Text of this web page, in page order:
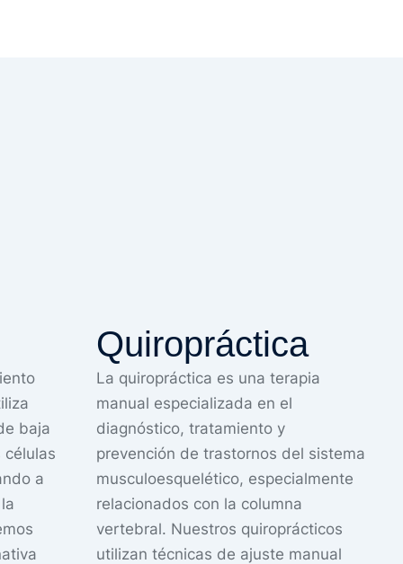
baja
células
a
Quiropráctica
La quiropráctica es una terapia
manual especializada en el
diagnóstico, tratamiento y
prevención de trastornos del sistema
musculoesquelético, especialmente
relacionados con la columna
vertebral. Nuestros quiroprácticos
utilizan técnicas de ajuste manual